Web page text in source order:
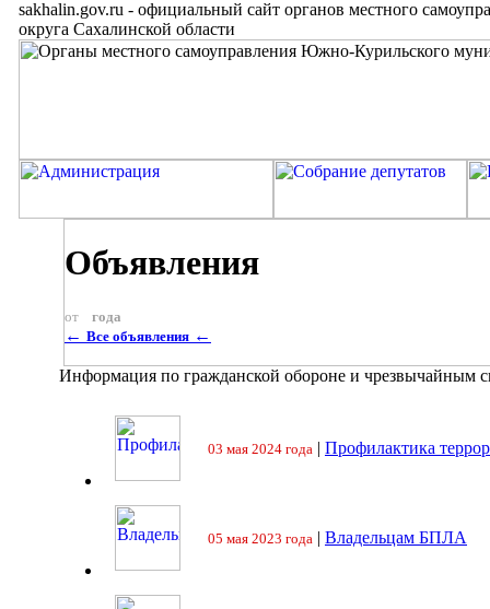
sakhalin.gov.ru - официальный сайт органов местного
округа Сахалинской области
Объявления
от года
← Все объявления ←
Информация по гражданской обороне и чрезвычайным
03 мая 2024 года | Профилактика
05 мая 2023 года | Владельцам БПЛА